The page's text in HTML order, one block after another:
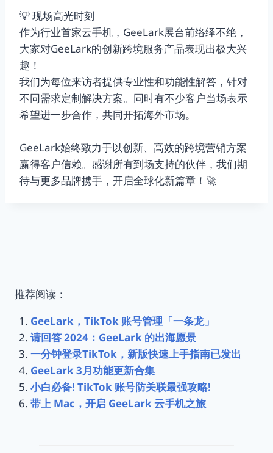
💡 现场高光时刻
作为行业首家云手机，GeeLark展台前络绎不绝，
大家对GeeLark的创新跨境服务产品表现出极大兴
趣！
我们为每位来访者提供专业性和功能性解答，针对
不同需求定制解决方案。同时有不少客户当场表示
希望进一步合作，共同开拓海外市场。
GeeLark始终致力于以创新、高效的跨境营销方案
赢得客户信赖。感谢所有到场支持的伙伴，我们期
待与更多品牌携手，开启全球化新篇章！🚀
推荐阅读：
GeeLark，TikTok 账号管理「一条龙」
请回答 2024：GeeLark 的出海愿景
一分钟登录TikTok，新版快速上手指南已发出
GeeLark 3月功能更新合集
小白必备! TikTok 账号防关联最强攻略!
带上 Mac，开启 GeeLark 云手机之旅